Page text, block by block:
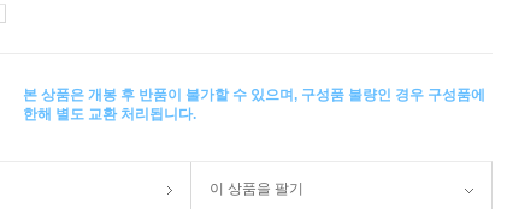
본 상품은 개봉 후 반품이 불가할 수 있으며, 구성품 불량인 경우 구성품에
한해 별도 교환 처리됩니다.
이 상품을 팔기